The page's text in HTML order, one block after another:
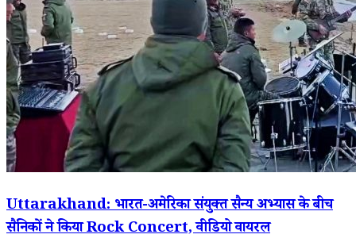
Uttarakhand: भारत-अमेरिका संयुक्त सैन्य अभ्यास के बीच
सैनिकों ने किया Rock Concert, वीडियो वायरल